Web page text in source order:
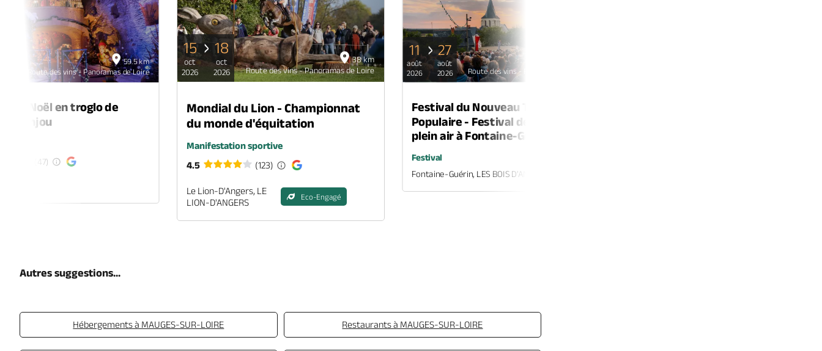
59.5 km
Route des vins - Panoramas de Loire
de Noël en troglo de
en-Anjou
(47)
38 km
Route des vins - Panoramas de Loire
15
oct
2026
18
oct
2026
Mondial du Lion - Championnat
du monde d'équitation
Manifestation sportive
4.5
(123)
Le Lion-D'Angers, LE
LION-D'ANGERS
Eco-Engagé
Route des vins - Panoramas de Loire
11
août
2026
27
août
2026
Festival du Nouveau Théâtre
Populaire - Festival de théâtre en
plein air à Fontaine-Guérin
Festival
Fontaine-Guérin, LES BOIS D'ANJOU
Autres suggestions...
Hébergements à MAUGES-SUR-LOIRE Restaurants à MAUGES-SUR-LOIRE